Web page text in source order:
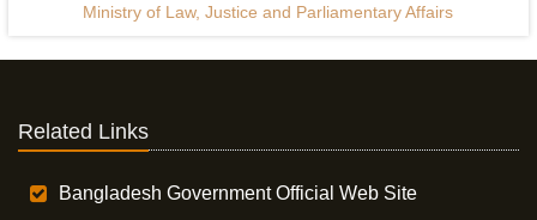
Ministry of Law, Justice and Parliamentary Affairs
Related Links
Bangladesh Government Official Web Site